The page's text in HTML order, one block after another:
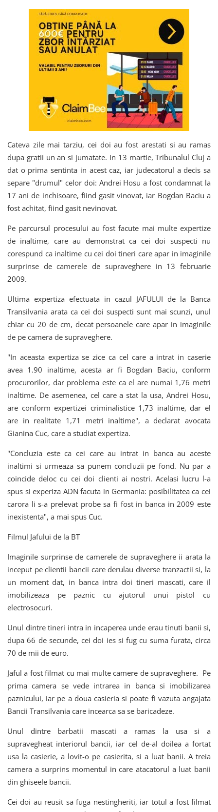
Cateva zile mai tarziu, cei doi au fost arestati si au ramas
dupa gratii un an si jumatate. In 13 martie, Tribunalul Cluj a
dat o prima sentinta in acest caz, iar judecatorul a decis sa
separe "drumul" celor doi: Andrei Hosu a fost condamnat la
17 ani de inchisoare, fiind gasit vinovat, iar Bogdan Baciu a
fost achitat, fiind gasit nevinovat.
Pe parcursul procesului au fost facute mai multe expertize
de inaltime, care au demonstrat ca cei doi suspecti nu
corespund ca inaltime cu cei doi tineri care apar in imaginile
surprinse de camerele de supraveghere in 13 februarie
2009.
Ultima expertiza efectuata in cazul JAFULUI de la Banca
Transilvania arata ca cei doi suspecti sunt mai scunzi, unul
chiar cu 20 de cm, decat persoanele care apar in imaginile
de pe camera de supraveghere.
"In aceasta expertiza se zice ca cel care a intrat in caserie
avea 1.90 inaltime, acesta ar fi Bogdan Baciu, conform
procurorilor, dar problema este ca el are numai 1,76 metri
inaltime. De asemenea, cel care a stat la usa, Andrei Hosu,
are conform expertizei criminalistice 1,73 inaltime, dar el
are in realitate 1,71 metri inaltime", a declarat avocata
Gianina Cuc, care a studiat expertiza.
"Concluzia este ca cei care au intrat in banca au aceste
inaltimi si urmeaza sa punem concluzii pe fond. Nu par a
coincide deloc cu cei doi clienti ai nostri. Acelasi lucru l-a
spus si experiza ADN facuta in Germania: posibilitatea ca cei
carora li s-a prelevat probe sa fi fost in banca in 2009 este
inexistenta", a mai spus Cuc.
Filmul Jafului de la BT
Imaginile surprinse de camerele de supraveghere ii arata la
inceput pe clientii bancii care derulau diverse tranzactii si, la
un moment dat, in banca intra doi tineri mascati, care il
imobilizeaza pe paznic cu ajutorul unui pistol cu
electrosocuri.
Unul dintre tineri intra in incaperea unde erau tinuti banii si,
dupa 66 de secunde, cei doi ies si fug cu suma furata, circa
70 de mii de euro.
Jaful a fost filmat cu mai multe camere de supraveghere. Pe
prima camera se vede intrarea in banca si imobilizarea
paznicului, iar pe a doua casieria si poate fi vazuta angajata
Bancii Transilvania care incearca sa se baricadeze.
Unul dintre barbatii mascati a ramas la usa si a
supravegheat interiorul bancii, iar cel de-al doilea a fortat
usa la casierie, a lovit-o pe casierita, si a luat banii. A treia
camera a surprins momentul in care atacatorul a luat banii
din ghiseele bancii.
Cei doi au reusit sa fuga nestingheriti, iar totul a fost filmat